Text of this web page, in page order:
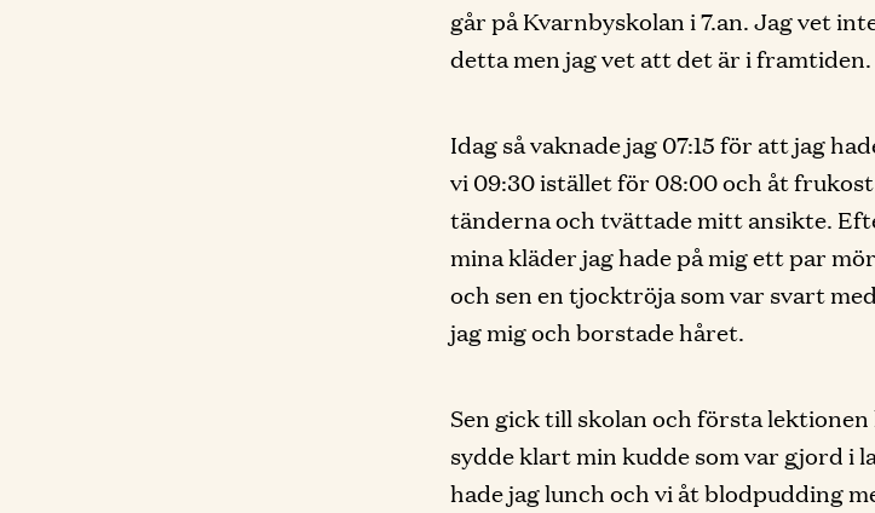
går på Kvarnbyskolan i 7.an. Jag vet
detta men jag vet att det är i
Idag så vaknade jag 07:15 för att jag
vi 09:30 istället för 08:00 och åt
tänderna och tvättade mitt ansikte.
mina kläder jag hade på mig ett par
och sen en tjocktröja som var svart
jag mig och borstade håret.
Sen gick till skolan och första lektionen
sydde klart min kudde som var gjord i
hade jag lunch och vi åt blodpudding